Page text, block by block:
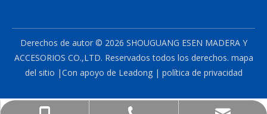
Derechos de autor © 2026 SHOUGUANG ESEN MADERA Y
ACCESORIOS CO.,LTD. Reservados todos los derechos. mapa
del sitio |Con apoyo de Leadong| política de privacidad